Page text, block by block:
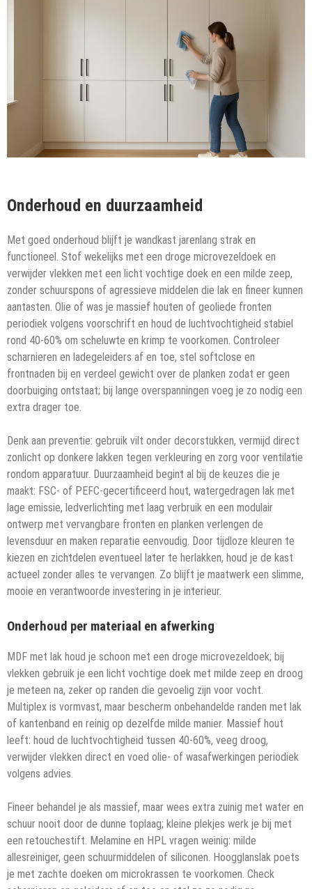
Onderhoud en duurzaamheid
Met goed onderhoud blijft je wandkast jarenlang strak en
functioneel. Stof wekelijks met een droge microvezeldoek en
verwijder vlekken met een licht vochtige doek en een milde zeep,
zonder schuurspons of agressieve middelen die lak en fineer kunnen
aantasten. Olie of was je massief houten of geoliede fronten
periodiek volgens voorschrift en houd de luchtvochtigheid stabiel
rond 40-60% om scheluwte en krimp te voorkomen. Controleer
scharnieren en ladegeleiders af en toe, stel softclose en
frontnaden bij en verdeel gewicht over de planken zodat er geen
doorbuiging ontstaat; bij lange overspanningen voeg je zo nodig een
extra drager toe.
Denk aan preventie: gebruik vilt onder decorstukken, vermijd direct
zonlicht op donkere lakken tegen verkleuring en zorg voor ventilatie
rondom apparatuur. Duurzaamheid begint al bij de keuzes die je
maakt: FSC- of PEFC-gecertificeerd hout, watergedragen lak met
lage emissie, ledverlichting met laag verbruik en een modulair
ontwerp met vervangbare fronten en planken verlengen de
levensduur en maken reparatie eenvoudig. Door tijdloze kleuren te
kiezen en zichtdelen eventueel later te herlakken, houd je de kast
actueel zonder alles te vervangen. Zo blijft je maatwerk een slimme,
mooie en verantwoorde investering in je interieur.
Onderhoud per materiaal en afwerking
MDF met lak houd je schoon met een droge microvezeldoek; bij
vlekken gebruik je een licht vochtige doek met milde zeep en droog
je meteen na, zeker op randen die gevoelig zijn voor vocht.
Multiplex is vormvast, maar bescherm onbehandelde randen met lak
of kantenband en reinig op dezelfde milde manier. Massief hout
leeft: houd de luchtvochtigheid tussen 40-60%, veeg droog,
verwijder vlekken direct en voed olie- of wasafwerkingen periodiek
volgens advies.
Fineer behandel je als massief, maar wees extra zuinig met water en
schuur nooit door de dunne toplaag; kleine plekjes werk je bij met
een retouchestift. Melamine en HPL vragen weinig: milde
allesreiniger, geen schuurmiddelen of siliconen. Hoogglanslak poets
je met zachte doeken om microkrassen te voorkomen. Check